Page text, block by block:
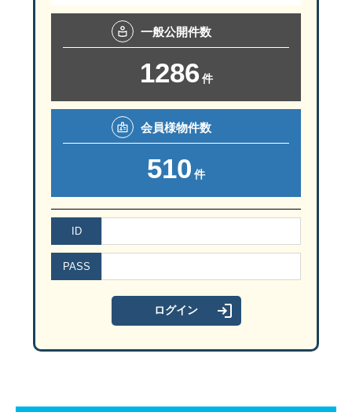
さらにはハンガーパイプを設置して着替えも洗濯機の傍で済ませ
玄関からすぐの場所にあるから手洗いうがいの衛生動線もGoodで
R状にした垂れ壁とマッチして、キッチンの素敵なアクセントとな
一般公開件数
1286 件
会員様物件数
510 件
ID
PASS